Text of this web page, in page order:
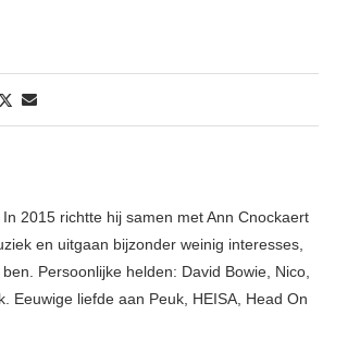
2015 richtte hij samen met Ann Cnockaert
en uitgaan bijzonder weinig interesses,
Persoonlijke helden: David Bowie, Nico,
Eeuwige liefde aan Peuk, HEISA, Head On